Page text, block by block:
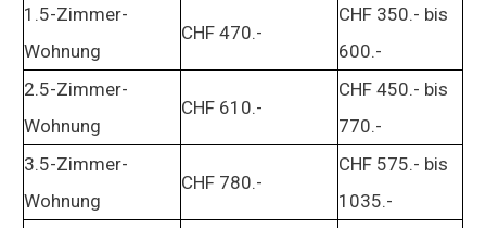
1.5-Zimmer-
Wohnung
CHF 470.-
CHF 350.- bis
600.-
2.5-Zimmer-
Wohnung
CHF 610.-
CHF 450.- bis
770.-
3.5-Zimmer-
Wohnung
CHF 780.-
CHF 575.- bis
1035.-